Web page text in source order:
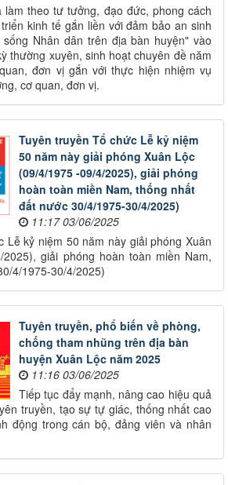
làm theo tư tưởng, đạo đức, phong cách
kinh tế gắn liền với đảm bảo an sinh
Nhân dân trên địa bàn huyện" vào
thường xuyên, sinh hoạt chuyên đề năm
đơn vị gắn với thực hiện nhiệm vụ
cơ quan, đơn vị.
Tuyên truyền Tổ chức Lễ kỷ niệm
50 năm này giải phóng Xuân Lộc
(09/4/1975 -09/4/2025), giải phóng
hoàn toàn miền Nam, thống nhất
đất nước 30/4/1975-30/4/2025)
11:17 03/06/2025
Lễ kỷ niệm 50 năm này giải phóng Xuân
2025), giải phóng hoàn toàn miền Nam,
4/1975-30/4/2025)
Tuyên truyền, phổ biến về phòng,
chống tham nhũng trên địa bàn
huyện Xuân Lộc năm 2025
11:16 03/06/2025
Tiếp tục đẩy mạnh, nâng cao hiệu quả
truyền, tạo sự tự giác, thống nhất cao
động trong cán bộ, đảng viên và nhân